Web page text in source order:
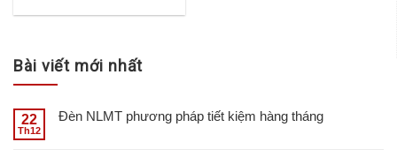
sao
Bài viết mới nhất
22
Th12
Đèn NLMT phương pháp tiết kiệm hàng tháng